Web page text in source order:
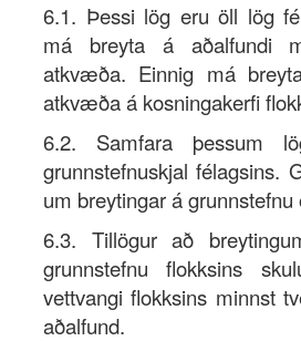
6.1. Þessi lög eru öll lög
má breyta á aðalfundi
atkvæða. Einnig má
atkvæða á kosningakerfi
6.2. Samfara þessum
grunnstefnuskjal félagsins.
um breytingar á grunnstefnu
6.3. Tillögur að
grunnstefnu flokksins
vettvangi flokksins minnst
aðalfund.